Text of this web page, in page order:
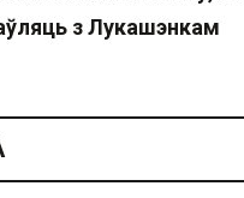
з Лукашэнкам